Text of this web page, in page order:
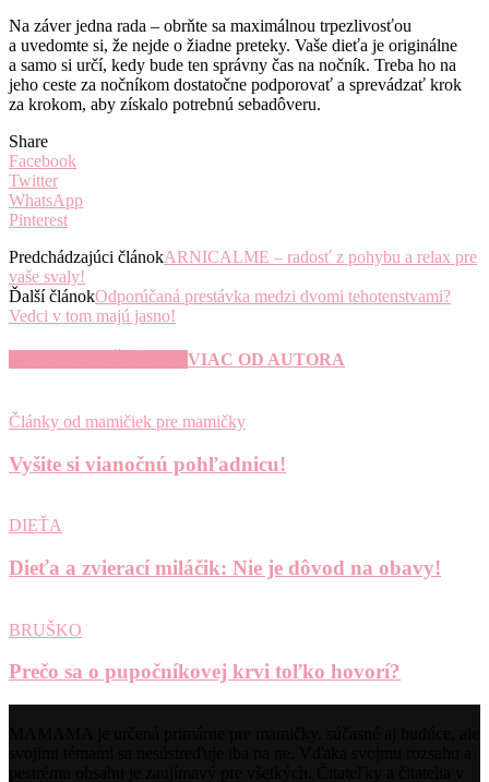
Na záver jedna rada – obrňte sa maximálnou trpezlivosťou
a uvedomte si, že nejde o žiadne preteky. Vaše dieťa je originálne
a samo si určí, kedy bude ten správny čas na nočník. Treba ho na
jeho ceste za nočníkom dostatočne podporovať a sprevádzať krok
za krokom, aby získalo potrebnú sebadôveru.
Share
Facebook
Twitter
WhatsApp
Pinterest
Predchádzajúci článokARNICALME – radosť z pohybu a relax pre
vaše svaly!
Ďalší článokOdporúčaná prestávka medzi dvomi tehotenstvami?
Vedci v tom majú jasno!
VIAC OD AUTORA
Články od mamičiek pre mamičky
Vyšite si vianočnú pohľadnicu!
DIEŤA
Dieťa a zvierací miláčik: Nie je dôvod na obavy!
BRUŠKO
Prečo sa o pupočníkovej krvi toľko hovorí?